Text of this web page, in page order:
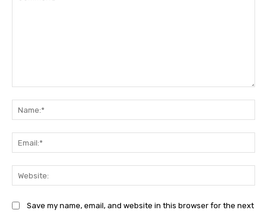
Save my name, email, and website in this browser for the next